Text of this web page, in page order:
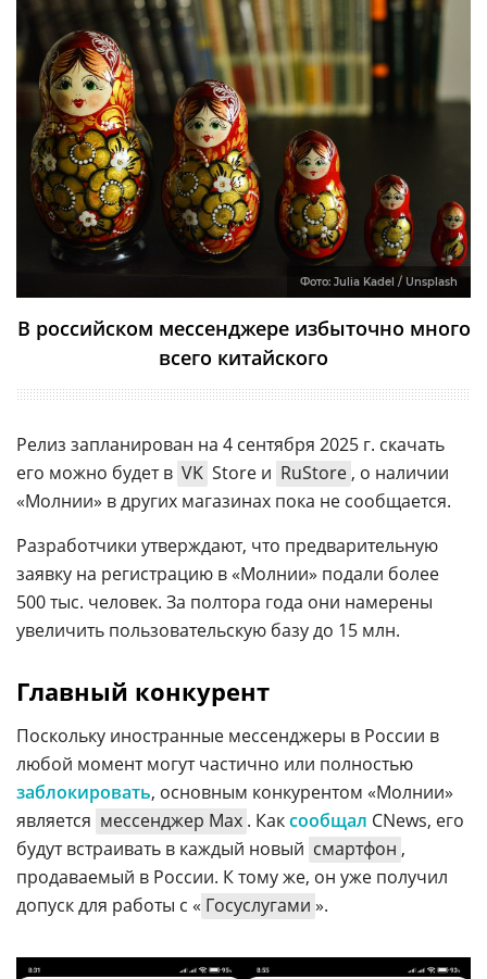
Фото: Julia Kadel / Unsplash
В российском мессенджере избыточно много
всего китайского
Релиз запланирован на 4 сентября 2025 г. скачать
его можно будет в VK Store и RuStore , о наличии
«Молнии» в других магазинах пока не сообщается.
Разработчики утверждают, что предварительную
заявку на регистрацию в «Молнии» подали более
500 тыс. человек. За полтора года они намерены
увеличить пользовательскую базу до 15 млн.
Главный конкурент
Поскольку иностранные мессенджеры в России в
любой момент могут частично или полностью
заблокировать, основным конкурентом «Молнии»
является мессенджер Max . Каксообщал CNews, его
будут встраивать в каждый новый смартфон ,
продаваемый в России. К тому же, он уже получил
допуск для работы с « Госуслугами ».